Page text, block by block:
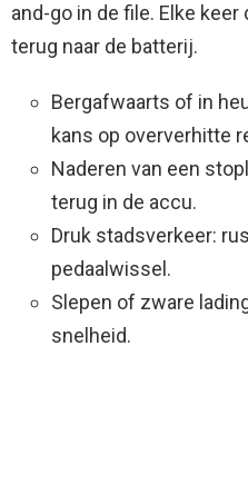
and-go in de file. Elke
terug naar de batterij.
Bergafwaarts of in
kans op oververhitte
Naderen van een
terug in de accu.
Druk stadsverkeer:
pedaalwissel.
Slepen of zware
snelheid.